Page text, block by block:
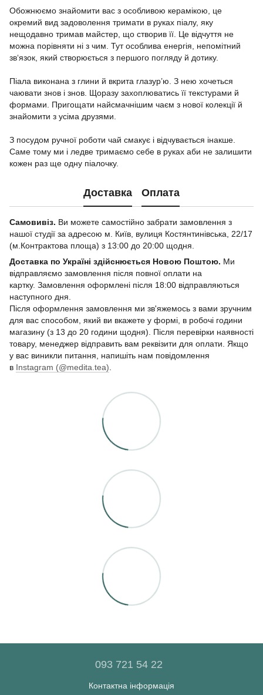
Обожнюємо знайомити вас з особливою керамікою, це
окремий вид задоволення тримати в руках піалу, яку
нещодавно тримав майстер, що створив її. Це відчуття не
можна порівняти ні з чим. Тут особлива енергія, непомітний
зв‘язок, який створюється з першого погляду й дотику.
Піала виконана з глини й вкрита глазур’ю. З нею хочеться
чаювати знов і знов. Щоразу захоплюватись її текстурами й
формами. Пригощати найсмачнішим чаєм з нової колекції й
знайомити з усіма друзями.
З посудом ручної роботи чай смакує і відчувається інакше.
Саме тому ми і ледве тримаємо себе в руках аби не залишити
кожен раз ще одну піалочку.
Доставка Оплата
Самовивіз. Ви можете самостійно забрати замовлення з
нашої студії за адресою м. Київ, вулиця Костянтинівська, 22/17
(м.Контрактова площа) з 13:00 до 20:00 щодня.
Доставка по Україні здійснюється Новою Поштою. Ми
відправляємо замовлення після повної оплати на
картку. Замовлення оформлені після 18:00 відправляються
наступного дня.
Після оформлення замовлення ми зв'яжемось з вами зручним
для вас способом, який ви вкажете у формі, в робочі години
магазину (з 13 до 20 години щодня). Після перевірки наявності
товару, менеджер відправить вам реквізити для оплати. Якщо
у вас виникли питання, напишіть нам повідомлення
в Instagram (@medita.tea)
093 721 54 22
Контактна інформація